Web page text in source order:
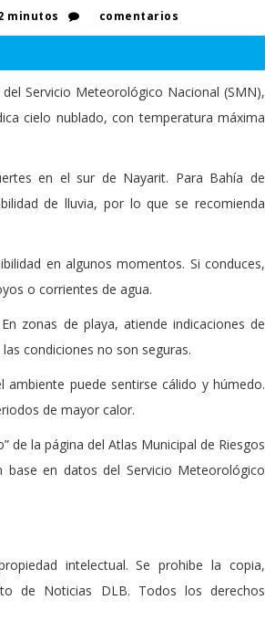
minutos comentarios
Servicio Meteorológico Nacional (SMN),
cielo nublado, con temperatura máxima
en el sur de Nayarit. Para Bahía de
de lluvia, por lo que se recomienda
en algunos momentos. Si conduces,
o corrientes de agua.
zonas de playa, atiende indicaciones de
condiciones no son seguras.
puede sentirse cálido y húmedo.
de mayor calor.
de la página del Atlas Municipal de Riesgos
en datos del Servicio Meteorológico
intelectual. Se prohibe la copia,
de Noticias DLB. Todos los derechos